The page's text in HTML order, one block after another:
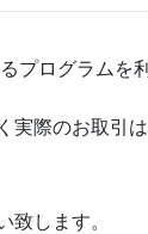
プログラムを
実際のお取引
致します。